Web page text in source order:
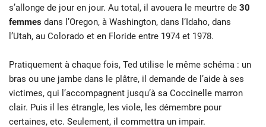
s’allonge de jour en jour. Au total, il avouera le meurtre de 30
femmes dans l’Oregon, à Washington, dans l’Idaho, dans
l’Utah, au Colorado et en Floride entre 1974 et 1978.
Pratiquement à chaque fois, Ted utilise le même schéma : un
bras ou une jambe dans le plâtre, il demande de l’aide à ses
victimes, qui l’accompagnent jusqu’à sa Coccinelle marron
clair. Puis il les étrangle, les viole, les démembre pour
certaines, etc. Seulement, il commettra un impair.